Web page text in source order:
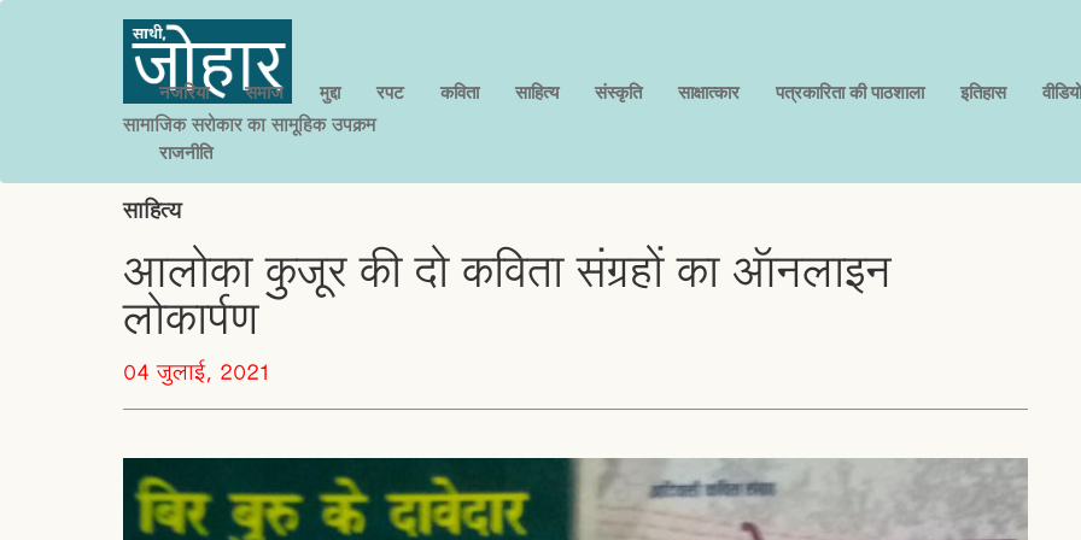
सामाजिक सरोकार का सामूहिक उपक्रम
नजरिया समाज मुद्दा रपट कविता साहित्य संस्कृति साक्षात्कार पत्रकारिता की पाठशाला इतिहास वीडियो
राजनीति
साहित्य
आलोका कुजूर की दो कविता संग्रहों का ऑनलाइन
लोकार्पण
04 जुलाई, 2021